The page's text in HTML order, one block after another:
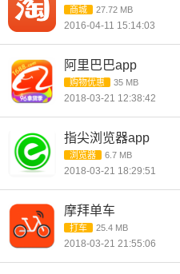
商城 27.72 MB
2016-04-11 15:14:03
阿里巴巴app
购物优惠 35 MB
2018-03-21 12:38:42
指尖浏览器app
浏览器 6.7 MB
2018-03-21 18:29:51
摩拜单车
打车 25.4 MB
2018-03-21 21:55:06